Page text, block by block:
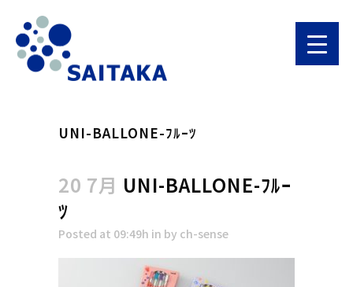
UNI-BALLONE-ﾌﾙｰﾂ
20 7月 UNI-BALLONE-ﾌﾙｰ
ﾂ
Posted at 09:49h in by ch-sense